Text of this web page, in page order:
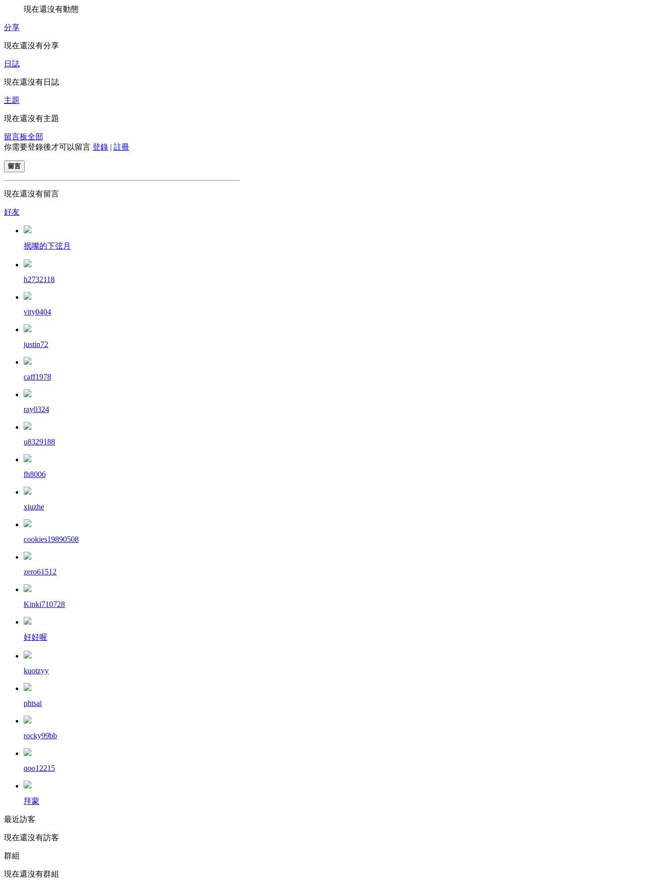
現在還沒有動態
分享
現在還沒有分享
日誌
現在還沒有日誌
主題
現在還沒有主題
留言板全部
你需要登錄後才可以留言 登錄 | 註冊
留言
現在還沒有留言
好友
抿嘴的下弦月
h2732118
vity0404
justin72
caff1978
ray0324
u8329188
fh8006
xiuzhe
cookies19890508
zero61512
Kinki710728
好好喔
kuotzyy
phtsai
rocky99bb
qoo12215
拜蒙
最近訪客
現在還沒有訪客
群組
現在還沒有群組